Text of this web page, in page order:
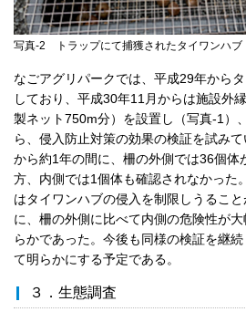
写真-2 トラップにて捕獲されたタイワンハブ
なごアグリパークでは、平成29年から
しており、平成30年11月からは施設外
製ネット750m分）を設置し（写真-1）
ら、侵入防止対策の効果の検証を試み
から約1年の間に、柵の外側では36個体
方、内側では1個体も確認されなかった
はタイワンハブの侵入を制限しうるこ
に、柵の外側に比べて内側の危険性が
らかであった。今後も同様の検証を継
て明らかにする予定である。
３．生態調査